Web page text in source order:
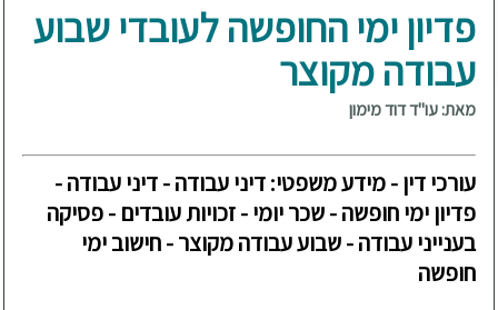
פדיון ימי החופשה לעובדי שבוע
עבודה מקוצר
מאת: עו"ד דוד מימון
עורכי דין - מידע משפטי: דיני עבודה - דיני עבודה -
פדיון ימי חופשה - שכר יומי - זכויות עובדים - פסיקה
בענייני עבודה - שבוע עבודה מקוצר - חישוב ימי
חופשה